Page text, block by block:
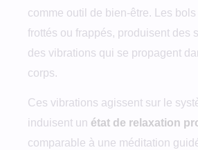
comme outil de bien-être. Les
frottés ou frappés, produisent des
des vibrations qui se propagent
corps.
Ces vibrations agissent sur le
induisent un état de relaxation
comparable à une méditation